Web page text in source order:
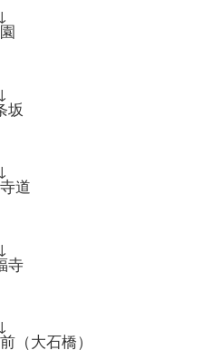
↓
坂
道
↓
寺
（大石橋）